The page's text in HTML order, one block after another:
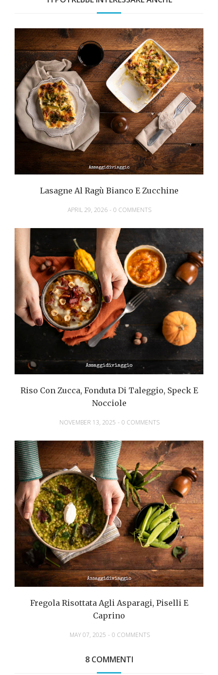
Lasagne Al Ragù Bianco E Zucchine
APRIL 29, 2026 - 0 COMMENTS
Riso Con Zucca, Fonduta Di Taleggio, Speck E
Nocciole
NOVEMBER 13, 2025 - 0 COMMENTS
Fregola Risottata Agli Asparagi, Piselli E
Caprino
MAY 07, 2025 - 0 COMMENTS
8 COMMENTI